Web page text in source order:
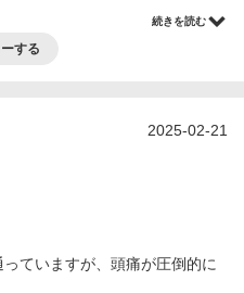
続きを読む
する
2025-02-21
ていますが、頭痛が圧倒的に